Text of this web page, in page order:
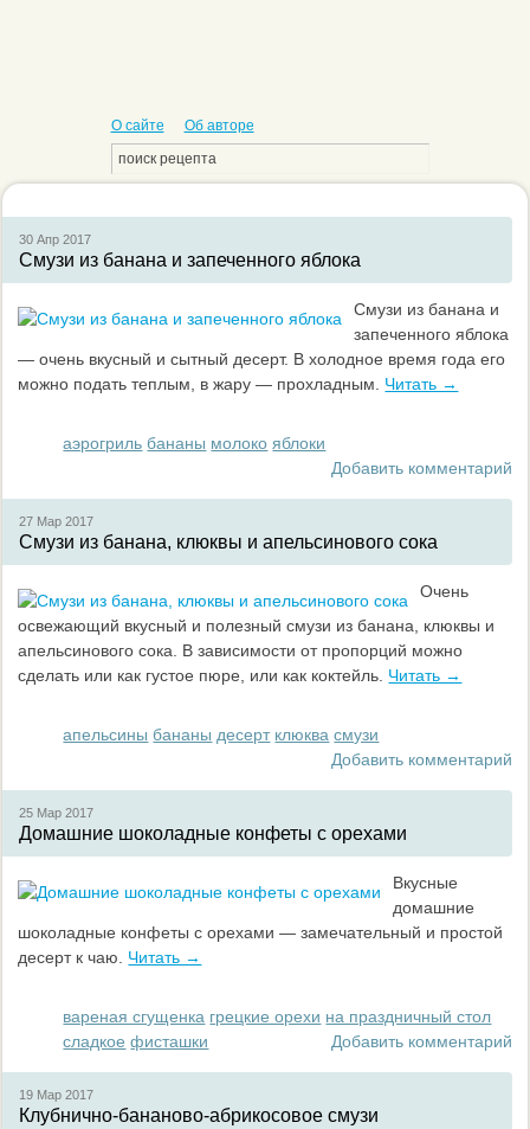
О сайте Об авторе
30 Апр2017
Смузи из банана и запеченного яблока
Смузи из банана и
запеченного яблока
— очень вкусный и сытный десерт. В холодное время года его
можно подать теплым, в жару — прохладным. Читать →
аэрогриль бананы молоко яблоки
Добавить комментарий
27 Мар2017
Смузи из банана, клюквы и апельсинового сока
Очень
освежающий вкусный и полезный смузи из банана, клюквы и
апельсинового сока. В зависимости от пропорций можно
сделать или как густое пюре, или как коктейль. Читать →
апельсины бананы десерт клюква смузи
Добавить комментарий
25 Мар2017
Домашние шоколадные конфеты с орехами
Вкусные
домашние
шоколадные конфеты с орехами — замечательный и простой
десерт к чаю.
Читать →
вареная сгущенка грецкие орехи на праздничный стол
сладкое фисташки Добавить комментарий
19 Мар2017
Клубнично-бананово-абрикосовое смузи